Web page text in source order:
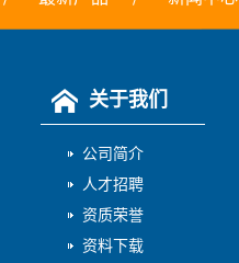
关于我们
公司简介
人才招聘
资质荣誉
资料下载